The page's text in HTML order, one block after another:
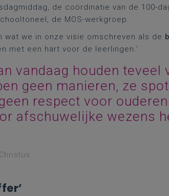
de coördinatie van de 100-
de MOS-werkgroep.
we in onze visie omschreven als de
met een hart voor de leerlingen.’
vandaag houden teveel
geen manieren, ze
respect voor
afschuwelijke wezens